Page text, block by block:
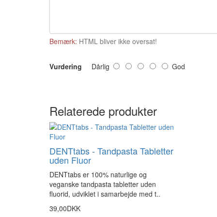
Bemærk: HTML bliver ikke oversat!
Vurdering Dårlig God
Relaterede produkter
DENTtabs - Tandpasta Tabletter
uden Fluor
DENTtabs er 100% naturlige og
veganske tandpasta tabletter uden
fluorid, udviklet i samarbejde med t..
39,00DKK